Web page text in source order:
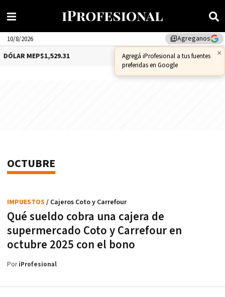
library_addAgreganos
×
Agregá iProfesional a tus fuentes
preferidas en Google
10/8/2026
MEP$1,529.31 DÓLAR CCL$1,556.14
OCTUBRE
Qué sueldo cobra una cajera de
supermercado Coto y Carrefour en
octubre 2025 con el bono
IMPUESTOS / Cajeros Coto y Carrefour
PoriProfesional